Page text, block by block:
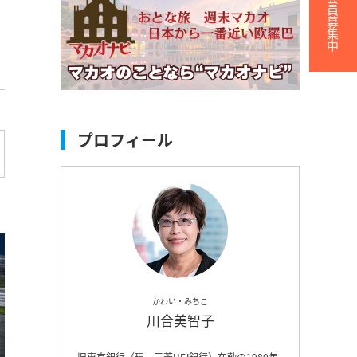
プロフィール
かわい・みちこ
川合美智子